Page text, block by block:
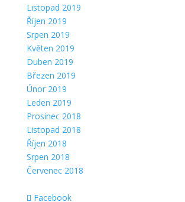
Listopad 2019
Říjen 2019
Srpen 2019
Květen 2019
Duben 2019
Březen 2019
Únor 2019
Leden 2019
Prosinec 2018
Listopad 2018
Říjen 2018
Srpen 2018
Červenec 2018
Facebook